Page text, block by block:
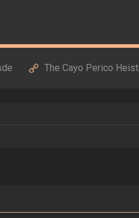
The Cayo Perico Heist